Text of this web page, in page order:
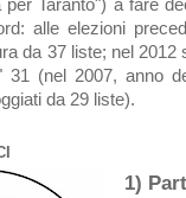
per Taranto") a fare
alle elezioni
da 37 liste; nel
31 (nel 2007, anno
da 29 liste).
1)